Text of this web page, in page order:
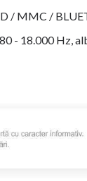
/ MMC /
- 18.000 Hz,